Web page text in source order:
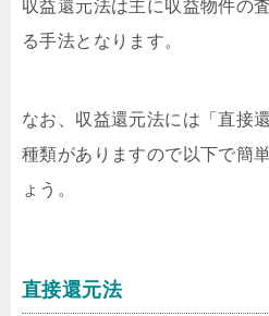
収益還元法は主に収益物件の
る手法となります。
なお、収益還元法には「直接
種類がありますので以下で簡
ょう。
直接還元法